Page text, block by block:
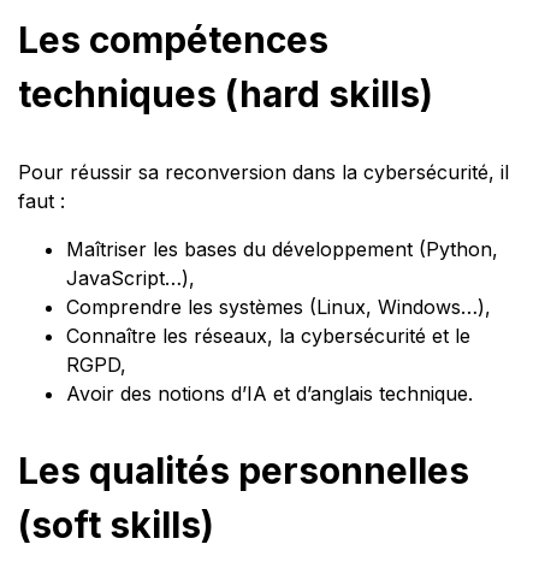
Les compétences
techniques (hard skills)
Pour réussir sa reconversion dans la cybersécurité, il
faut :
Maîtriser les bases du développement (Python,
JavaScript…),
Comprendre les systèmes (Linux, Windows…),
Connaître les réseaux, la cybersécurité et le
RGPD,
Avoir des notions d’IA et d’anglais technique.
Les qualités personnelles
(soft skills)